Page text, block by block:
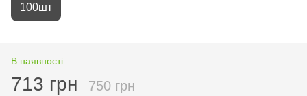
100шт
В наявності
713 грн 750 грн